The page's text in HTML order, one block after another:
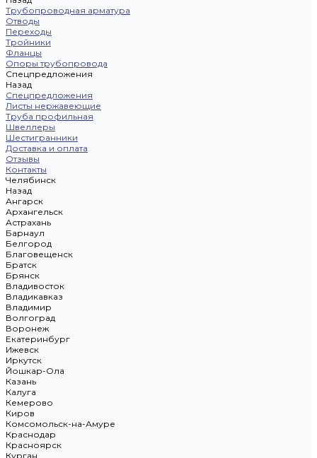
Трубопроводная арматура
Отводы
Переходы
Тройники
Фланцы
Опоры трубопровода
Спецпредложения
Назад
Спецпредложения
Листы нержавеющие
Труба профильная
Швеллеры
Шестигранники
Доставка и оплата
Отзывы
Контакты
Челябинск
Назад
Ангарск
Архангельск
Астрахань
Барнаул
Белгород
Благовещенск
Братск
Брянск
Владивосток
Владикавказ
Владимир
Волгоград
Воронеж
Екатеринбург
Ижевск
Иркутск
Йошкар-Ола
Казань
Калуга
Кемерово
Киров
Комсомольск-на-Амуре
Краснодар
Красноярск
Курган